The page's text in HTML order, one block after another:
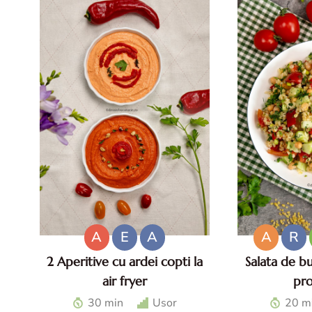
A E A
2 Aperitive cu ardei copti la
air fryer
2 Aperitive cu ardei copti la air
30 min Usor
A R
Salata de
Salata de
20